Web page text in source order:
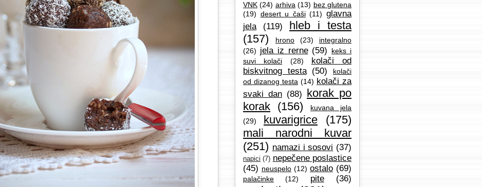
VNK (24) arhiva (13) bez glutena
(19) desert u čaši (11) glavna
jela
(119)
hleb i testa
(157)
hrono (23)
integralno
(26) jela iz rerne (59)
keks i
suvi kolači
(28)
kolači od
biskvitnog testa (50)
kolači
od dizanog testa (14) kolači za
svaki dan (88) korak po
korak (156)
kuvana jela
(29)
kuvarigrice
(175)
mali narodni kuvar
(251) namazi i sosovi (37)
napici (7) nepečene poslastice
(45) neuspelo (12) ostalo (69)
palačinke (12) pite (36)